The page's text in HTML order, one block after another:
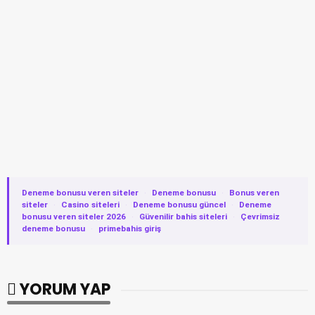
Deneme bonusu veren siteler · Deneme bonusu ·
Bonus veren
siteler
· Casino siteleri · Deneme bonusu güncel ·
Deneme
bonusu veren siteler 2026
· Güvenilir bahis siteleri ·
Çevrimsiz
deneme bonusu
· primebahis giriş
YORUM YAP